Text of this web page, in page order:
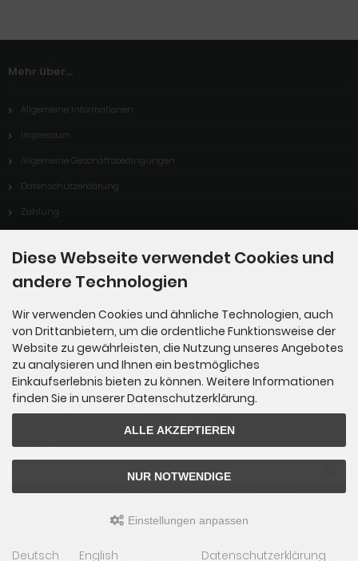
Mehr über...
Allgemeine Informationen
Impressum
Allgemeine Geschäftsbedingungen
Datenschutzerklärung
Zahlung
Dropshipping Service
EPR
Kontakt
Cookie Einstellungen
Newsletter-Anmeldung
E-Mail-Adresse:
ILA Uhren GmbH © 2026 | Template © 2009-2026 bymodified eCommerce Shopsoftware
Diese Webseite verwendet Cookies und
andere Technologien
Wir verwenden Cookies und ähnliche Technologien, auch
von Drittanbietern, um die ordentliche Funktionsweise der
Website zu gewährleisten, die Nutzung unseres Angebotes
zu analysieren und Ihnen ein bestmögliches
Einkaufserlebnis bieten zu können. Weitere Informationen
finden Sie in unserer Datenschutzerklärung.
ALLE AKZEPTIEREN
NUR NOTWENDIGE
Einstellungen anpassen
Deutsch English Datenschutzerklärung